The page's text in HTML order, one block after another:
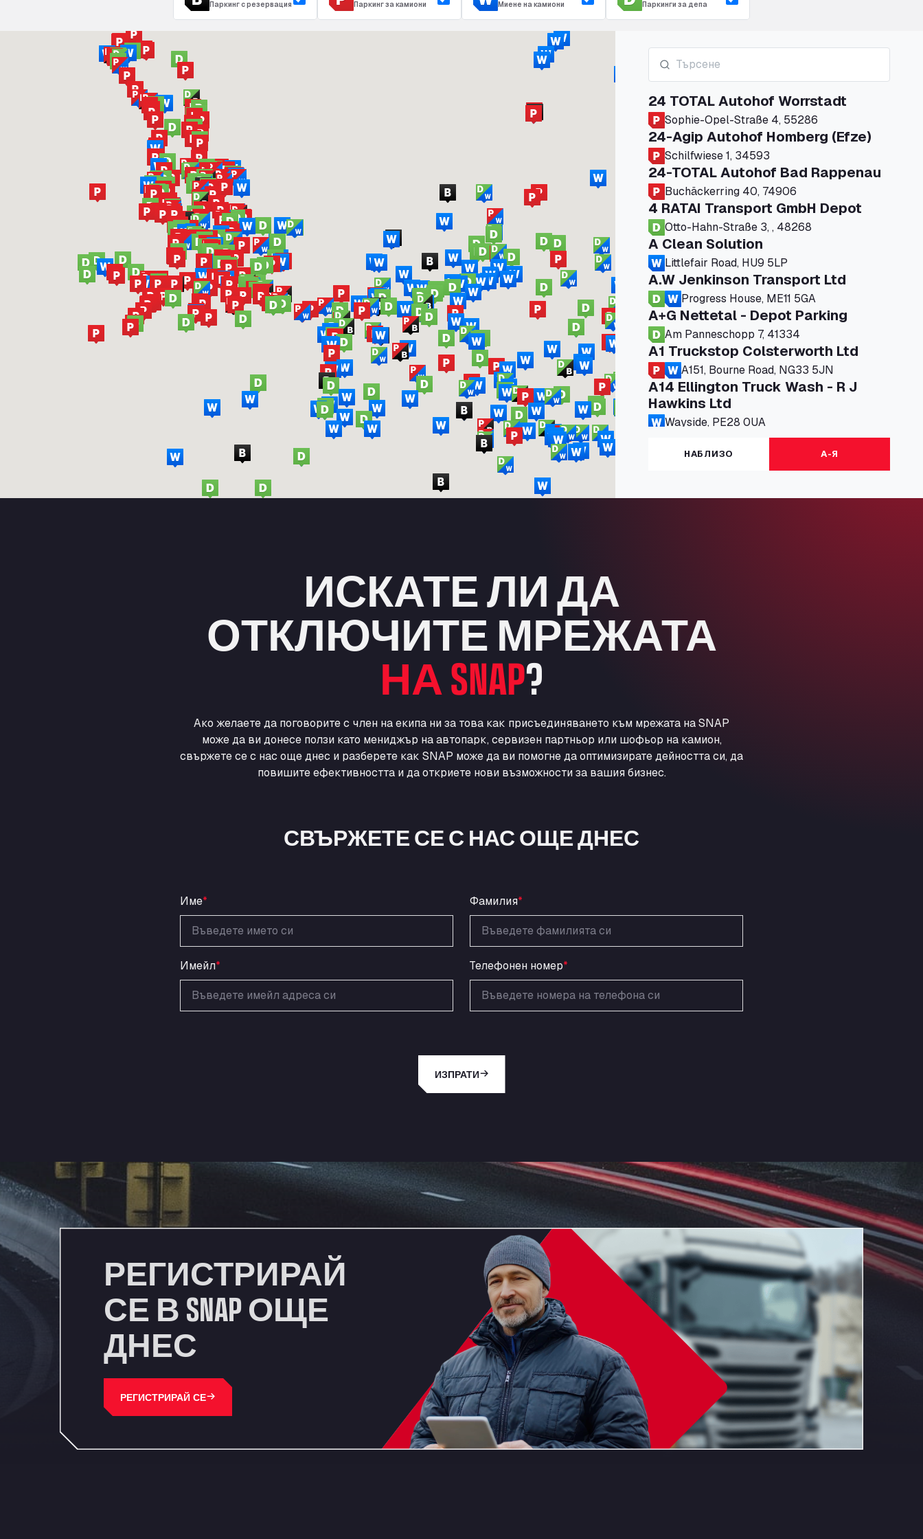
Паркинг с резервация Паркинг за камиони Миене на камиони Паркинги за депа
24 TOTAL Autohof Worrstadt
Sophie-Opel-Straße 4, 55286
24-Agip Autohof Homberg (Efze)
Schilfwiese 1, 34593
24-TOTAL Autohof Bad Rappenau
Buchäckerring 40, 74906
4 RATAI Transport GmbH Depot
Otto-Hahn-Straße 3, , 48268
A Clean Solution
Littlefair Road, HU9 5LP
A.W Jenkinson Transport Ltd
Progress House, ME11 5GA
A+G Nettetal - Depot Parking
Am Panneschopp 7, 41334
A1 Truckstop Colsterworth Ltd
A151, Bourne Road, NG33 5JN
A14 Ellington Truck Wash - R J
Hawkins Ltd
Wayside, PE28 0UA
A19 Northbound Services (Exelby)
Ingleby Arncliffe, DL6 3JT
A19 Services North (Ron Perry)
A20 Truckstop
Rear of Airport cafe , TN25 6DA
A63 Truck Wash Bayonne
A8 Truck Parking & Business Hotel
Römerstr. 40, 71296
AAV TRANSPORT LTD
Thames Oil Port, SS17 9LL
Alconbury Truck Wash
Alfred Schuon GmbH
Bühlwiesenweg 15, 72221
AP7 Salida 2, C/ Bassegoda, 4, 17700
Andamur Pamplona
A-15 Salida Imarcoain, 31119
Andamur San Roman II
Aut A1 Exit 385, 01207
Anglia Motel
Washway Road, PE12 8LT
Anpol Sp. z o.o.
Ul. Torunska 147, 85884
Aqua Ariva GmbH
Marie-Curie-Straße 24, 68219
Aral Autohof Bockel
An der Autobahn 1, 27404
ARAL Autohof Bockenem
Oppelner Str. 1, 31167
ARAL Autohof Merklingen
НАБЛИЗО А-Я
ИСКАТЕ ЛИ ДА
ОТКЛЮЧИТЕ МРЕЖАТА
НА SNAP?
Ако желаете да поговорите с член на екипа ни за това как присъединяването към мрежата на SNAP
може да ви донесе ползи като мениджър на автопарк, сервизен партньор или шофьор на камион,
свържете се с нас още днес и разберете как SNAP може да ви помогне да оптимизирате дейността си, да
повишите ефективността и да откриете нови възможности за вашия бизнес.
СВЪРЖЕТЕ СЕ С НАС ОЩЕ ДНЕС
Име* Фамилия*
Имейл* Телефонен номер*
ИЗПРАТИ
РЕГИСТРИРАЙ
СЕ В SNAP ОЩЕ
ДНЕС
РЕГИСТРИРАЙ СЕ